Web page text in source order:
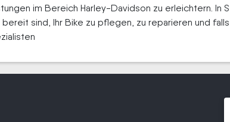
im Bereich Harley-Davidson zu erleichtern. In
sind, Ihr Bike zu pflegen, zu reparieren und